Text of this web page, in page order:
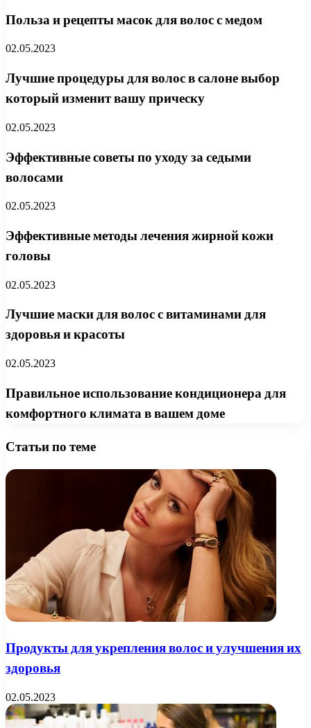
Польза и рецепты масок для волос с медом
02.05.2023
Лучшие процедуры для волос в салоне выбор
который изменит вашу прическу
02.05.2023
Эффективные советы по уходу за седыми
волосами
02.05.2023
Эффективные методы лечения жирной кожи
головы
02.05.2023
Лучшие маски для волос с витаминами для
здоровья и красоты
02.05.2023
Правильное использование кондиционера для
комфортного климата в вашем доме
Статьи по теме
Продукты для укрепления волос и улучшения их
здоровья
02.05.2023